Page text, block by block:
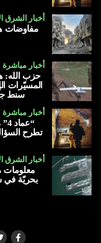
أخبار الشرق
مفاوضات
أخبار مباشرة
حزب الله:
المسيّرات
سنط
أخبار مباشرة
تطرح
أخبار الشرق
معلومات
بحريّة في